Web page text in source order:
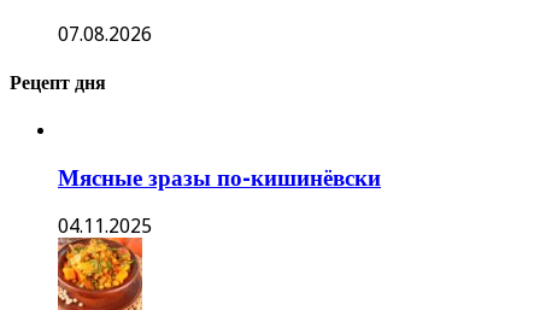
07.08.2026
Рецепт дня
Мясные зразы по-кишинёвски
04.11.2025